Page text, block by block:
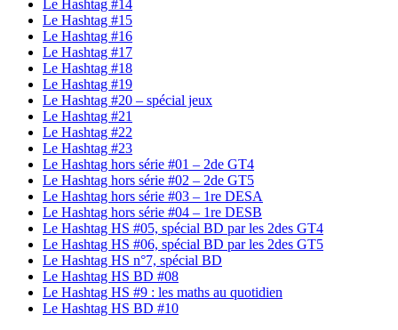
Le Hashtag #14
Le Hashtag #15
Le Hashtag #16
Le Hashtag #17
Le Hashtag #18
Le Hashtag #19
Le Hashtag #20 – spécial jeux
Le Hashtag #21
Le Hashtag #22
Le Hashtag #23
Le Hashtag hors série #01 – 2de GT4
Le Hashtag hors série #02 – 2de GT5
Le Hashtag hors série #03 – 1re DESA
Le Hashtag hors série #04 – 1re DESB
Le Hashtag HS #05, spécial BD par les 2des GT4
Le Hashtag HS #06, spécial BD par les 2des GT5
Le Hashtag HS n°7, spécial BD
Le Hashtag HS BD #08
Le Hashtag HS #9 : les maths au quotidien
Le Hashtag HS BD #10